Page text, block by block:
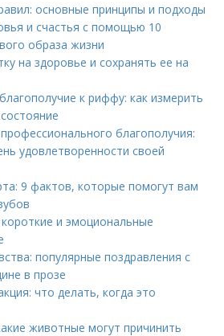
основные принципы и подходы
и счастья с помощью 10
образа жизни
на здоровье и сохранять ее на
к риффу: как измерить
благополучия:
удовлетворенности своей
9 фактов, которые помогут вам
и эмоциональные
популярные поздравления с
в прозе
что делать, когда это
животные могут причинить